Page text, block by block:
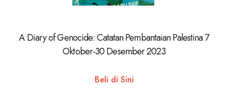
A Diary of Genocide: Catatan Pembantaian Palestina 7
Oktober-30 Desember 2023
Beli di Sini